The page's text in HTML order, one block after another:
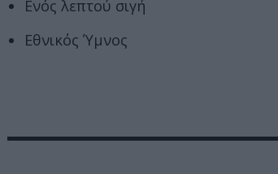
Ενός λεπτού σιγή
Εθνικός Ύμνος